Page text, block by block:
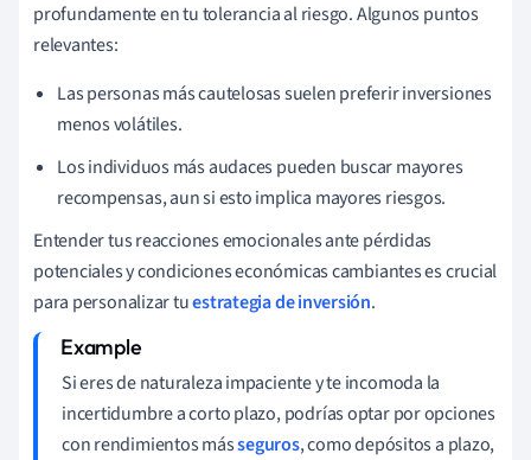
profundamente en tu tolerancia al riesgo. Algunos puntos
relevantes:
Las personas más cautelosas suelen preferir inversiones
menos volátiles.
Los individuos más audaces pueden buscar mayores
recompensas, aun si esto implica mayores riesgos.
Entender tus reacciones emocionales ante pérdidas
potenciales y condiciones económicas cambiantes es crucial
para personalizar tuestrategia de inversión.
Si eres de naturaleza impaciente y te incomoda la
incertidumbre a corto plazo, podrías optar por opciones
con rendimientos másseguros, como depósitos a plazo,